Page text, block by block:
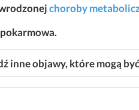
choroby
inne objawy, które mogą